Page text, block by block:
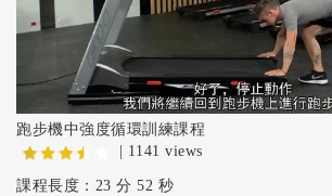
跑步機中強度循環訓練課程
| 1141 views
課程長度：23 分 52 秒